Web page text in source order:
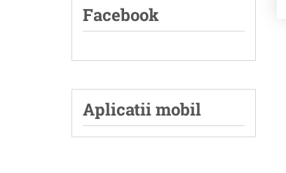
Facebook
Aplicatii mobil